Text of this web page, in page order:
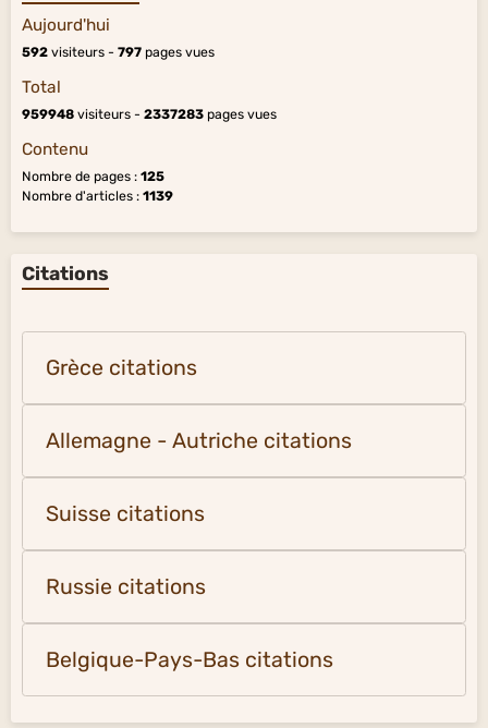
Aujourd'hui
592 visiteurs - 797 pages vues
Total
959948 visiteurs - 2337283 pages vues
Contenu
Nombre de pages : 125
Nombre d'articles : 1139
Citations
Grèce citations
Allemagne - Autriche citations
Suisse citations
Russie citations
Belgique-Pays-Bas citations